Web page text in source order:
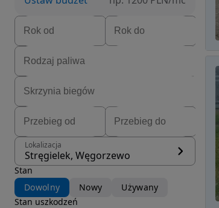
Lokalizacja
Stręgielek, Węgorzewo
Stan
Dowolny
Nowy
Używany
Stan uszkodzeń